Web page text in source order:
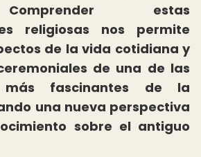
Comprender estas
religiosas nos permite
de la vida cotidiana y
de una de las
más fascinantes de la
una nueva perspectiva
sobre el antiguo